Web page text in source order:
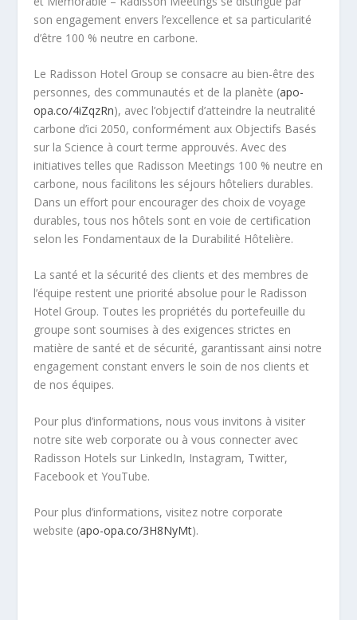
son engagement envers l’excellence et sa particularité
d’être 100 % neutre en carbone.
Le Radisson Hotel Group se consacre au bien-être des
personnes, des communautés et de la planète (apo-
opa.co/4iZqzRn), avec l’objectif d’atteindre la neutralité
carbone d’ici 2050, conformément aux Objectifs Basés
sur la Science à court terme approuvés. Avec des
initiatives telles que Radisson Meetings 100 % neutre en
carbone, nous facilitons les séjours hôteliers durables.
Dans un effort pour encourager des choix de voyage
durables, tous nos hôtels sont en voie de certification
selon les Fondamentaux de la Durabilité Hôtelière.
La santé et la sécurité des clients et des membres de
l’équipe restent une priorité absolue pour le Radisson
Hotel Group. Toutes les propriétés du portefeuille du
groupe sont soumises à des exigences strictes en
matière de santé et de sécurité, garantissant ainsi notre
engagement constant envers le soin de nos clients et
de nos équipes.
Pour plus d’informations, nous vous invitons à visiter
notre site web corporate ou à vous connecter avec
Radisson Hotels sur LinkedIn, Instagram, Twitter,
Facebook et YouTube.
Pour plus d’informations, visitez notre corporate
website (apo-opa.co/3H8NyMt).